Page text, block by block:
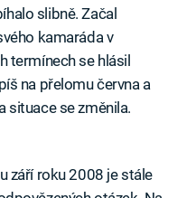
slibně. Začal
kamaráda v
termínech se hlásil
na přelomu června a
situace se změnila.
září roku 2008 je stále